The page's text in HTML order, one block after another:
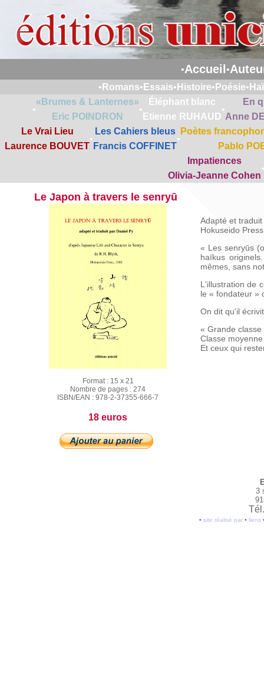
•Accueil •
• Romans• Essais• Histoire• Poésie•
•
«Brumes & Lanternes»
Eric POINDRON
•
Éléphant blanc
Etienne RUHAUD
•
En
Anne
Le Vrai Lieu
Laurence BOUVET
•
Les Cahiers bleus
Francis COFFINET
•
Poètes
Pablo
Impatiences
Olivia-Jeanne Cohen
•
Le Japon à travers le senryū
Format : 15 x 21
Nombre de pages : 274
ISBN/EAN : 978-2-37355-666-7
18 euros
Adapté et
Hokuseido
« Les senryūs
haïkus
mêmes, sans
L'illustration de
le « fondateur »
On dit qu'il
« Grande
Classe
Et ceux qui
3
• site réalisé par• liens